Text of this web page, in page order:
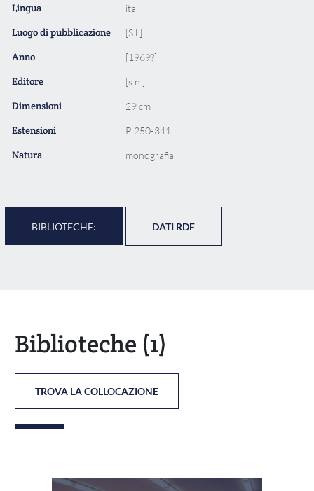
Lingua ita
Luogo di pubblicazione [S.l.]
Anno [1969?]
Editore [s.n.]
Dimensioni 29 cm
Estensioni P. 250-341
Natura monografia
BIBLIOTECHE: DATI RDF
Biblioteche (1)
TROVA LA COLLOCAZIONE